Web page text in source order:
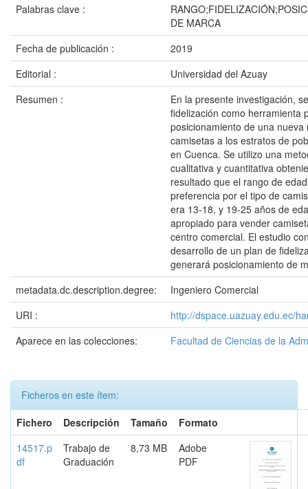
Palabras clave :
DE MARCA
Fecha de publicación :
2019
Editorial :
Universidad del Azuay
Resumen :
En la presente investigación,
fidelización como herramienta
posicionamiento de una nueva
camisetas a los estratos de
en Cuenca. Se utilizo una
cualitativa y cuantitativa
resultado que el rango de
preferencia por el tipo de
era 13-18, y 19-25 años de
apropiado para vender
centro comercial. El estudio
desarrollo de un plan de
generará posicionamiento de
metadata.dc.description.degree:
Ingeniero Comercial
URI :
http://dspace.uazuay.edu.ec/
Aparece en las colecciones:
Facultad de Ciencias de la
Ficheros en este ítem:
Fichero
Descripción Tamaño
Formato
14517.p
df
Trabajo de
Graduación
8,73 MB
Adobe
PDF